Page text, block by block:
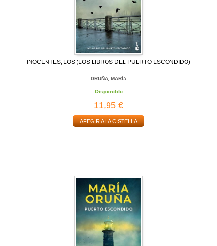
INOCENTES, LOS (LOS LIBROS DEL PUERTO ESCONDIDO)
ORUÑA, MARÍA
Disponible
11,95 €
AFEGIR A LA CISTELLA